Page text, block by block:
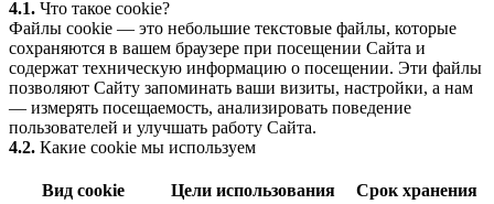
4.1. Что такое cookie?
Файлы cookie — это небольшие текстовые файлы, которые
сохраняются в вашем браузере при посещении Сайта и
содержат техническую информацию о посещении. Эти файлы
позволяют Сайту запоминать ваши визиты, настройки, а нам
— измерять посещаемость, анализировать поведение
пользователей и улучшать работу Сайта.
4.2. Какие cookie мы используем
Вид cookie Цели использования Срок хранения